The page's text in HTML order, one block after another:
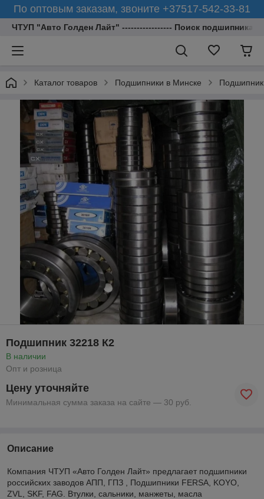
По оптовым заказам, звоните +37517-542-33-81
ЧТУП "Авто Голден Лайт" ----------------- Поиск подшипника
Каталог товаров Подшипники в Минске
Подшипник 32218 К2
В наличии
Опт и розница
Цену уточняйте
Минимальная сумма заказа на сайте — 30 руб.
Описание
Компания ЧТУП «Авто Голден Лайт» предлагает подшипники
российских заводов АПП, ГПЗ , Подшипники FERSA, KOYO,
ZVL, SKF, FAG. Втулки, сальники, манжеты, масла